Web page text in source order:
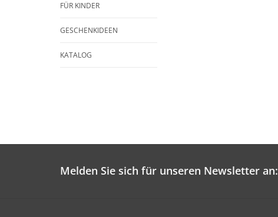
FÜR KINDER
GESCHENKIDEEN
KATALOG
Melden Sie sich für unseren Newsletter an: